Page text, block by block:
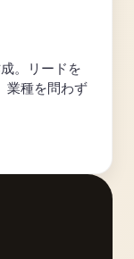
。リードを
業種を問わず